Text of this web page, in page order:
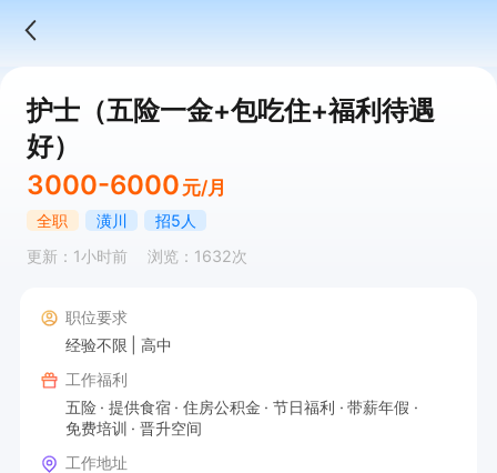
护士（五险一金+包吃住+福利待遇
好）
3000-6000 元/月
全职 潢川
招5人
更新：1小时前
浏览：1632次
职位要求
经验不限
高中
工作福利
五险
提供食宿 住房公积金 节日福利
带薪年假
免费培训
晋升空间
工作地址